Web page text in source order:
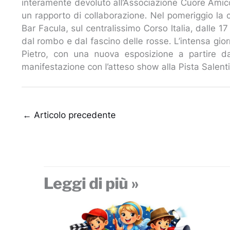
interamente devoluto all’Associazione Cuore
un rapporto di collaborazione. Nel pomeriggio
Bar Facula, sul centralissimo Corso Italia, dalle
dal rombo e dal fascino delle rosse. L’intensa
Pietro, con una nuova esposizione a partire
manifestazione con l’atteso show alla Pista
← Articolo precedente
Leggi di più »